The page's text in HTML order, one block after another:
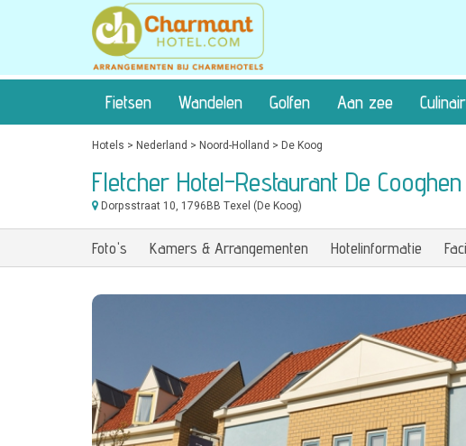
Fietsen Wandelen Golfen Aan zee Culinair
Hotels > Nederland > Noord-Holland > De Koog
Fletcher Hotel-Restaurant De Cooghen
Dorpsstraat 10, 1796BB Texel (De Koog)
Foto's Kamers & Arrangementen Hotelinformatie